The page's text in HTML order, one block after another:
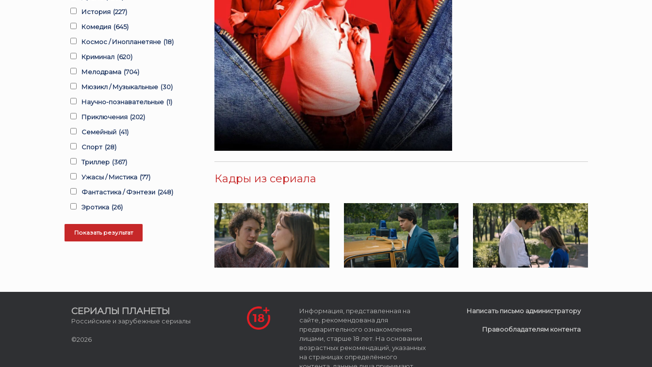
Кадры из сериала
История (227)
Комедия (645)
Космос / Инопланетяне (18)
Криминал (620)
Мелодрама (704)
Мюзикл / Музыкальные (30)
Научно-познавательные (1)
Приключения (202)
Семейный (41)
Спорт (28)
Триллер (367)
Ужасы / Мистика (77)
Фантастика / Фэнтези (248)
Эротика (26)
СЕРИАЛЫ ПЛАНЕТЫ
Российские и зарубежные сериалы
©2026
Информация, представленная на
сайте, рекомендована для
предварительного ознакомления
лицами, старше 18 лет. На основании
возрастных рекомендаций, указанных
на страницах определённого
Написать письмо администратору
Правообладателям контента